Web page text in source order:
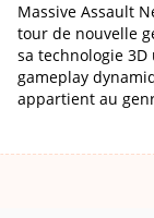
Massive Assault
tour de nouvelle
sa technologie
gameplay
appartient au